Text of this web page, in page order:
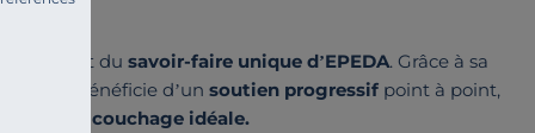
fruit dusavoir-faire unique d’EPEDA. Grâce à sa
corps bénéficie d’un soutien progressif point à point,
de couchage idéale.